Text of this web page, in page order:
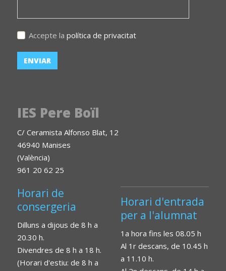
Accepte la política de privacitat
IES Pere Boïl
C/ Ceramista Alfonso Blat, 12
46940 Manises
(València)
961 20 62 25
Horari de
consergeria
Dilluns a dijous de 8 h a
20.30 h.
Divendres de 8 h a 18 h.
(Horari d'estiu: de 8 h a
Horari d'entrada
per a l'alumnat
1a hora fins les 08.05 h
Al 1r descans, de 10.45 h
a 11.10 h.